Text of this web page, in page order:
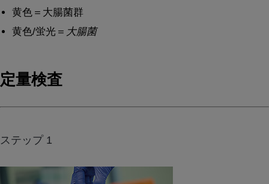
黄色＝大腸菌群
黄色/蛍光＝ 大腸菌
定量検査
ステップ 1